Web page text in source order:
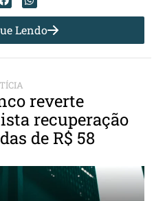
Lendo
reverte
recuperação
de R$ 58